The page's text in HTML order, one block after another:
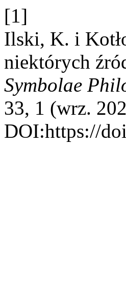
[1]
Ilski, K. i
niektórych
Symbolae
33, 1 (wrz.
DOI:https://